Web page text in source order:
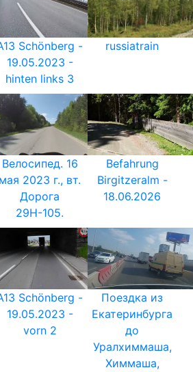
Schönberg -
19.05.2023 -
hinten links 3
russiatrain
Велосипед. 16
мая 2023 г., вт.
Дорога
29Н-105.
Befahrung
Birgitzeralm -
18.06.2026
Schönberg -
19.05.2023 -
vorn 2
Поездка из
Екатеринбурга
до
Уралхиммаша,
Химмаша,